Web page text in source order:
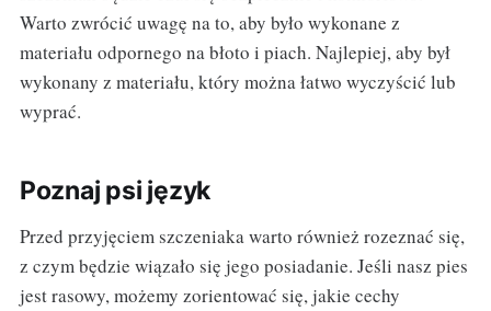
Warto zwrócić uwagę na to, aby było wykonane z
materiału odpornego na błoto i piach. Najlepiej, aby był
wykonany z materiału, który można łatwo wyczyścić lub
wyprać.
Poznaj psi język
Przed przyjęciem szczeniaka warto również rozeznać się,
z czym będzie wiązało się jego posiadanie. Jeśli nasz pies
jest rasowy, możemy zorientować się, jakie cechy